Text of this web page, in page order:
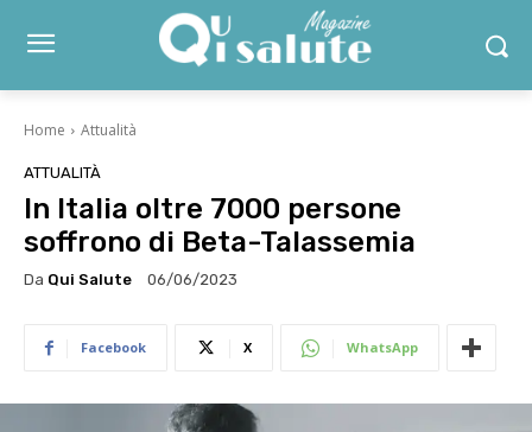
Home Attualità
ATTUALITÀ
In Italia oltre 7000 persone
soffrono di Beta-Talassemia
Da Qui Salute 06/06/2023
Facebook X WhatsApp